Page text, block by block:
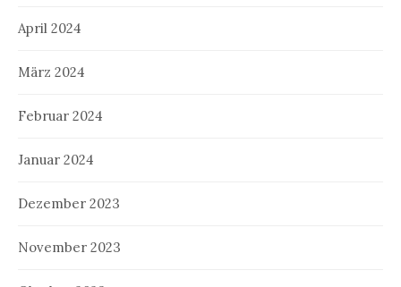
April 2024
März 2024
Februar 2024
Januar 2024
Dezember 2023
November 2023